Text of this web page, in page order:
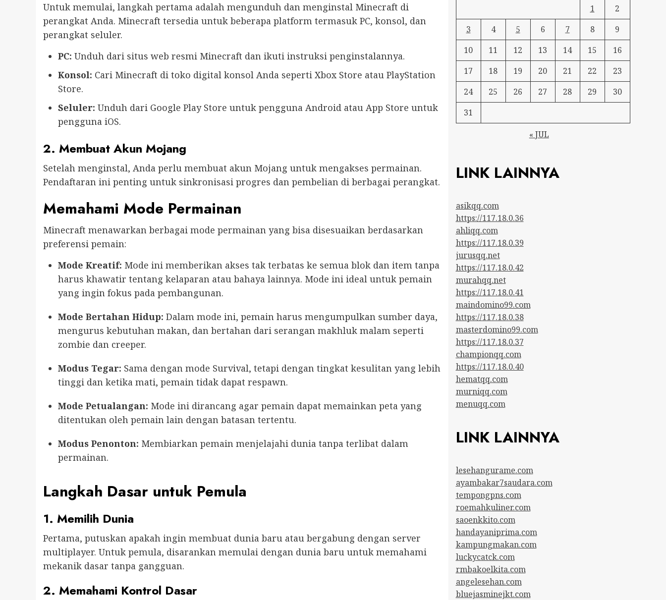
Untuk memulai, langkah pertama adalah mengunduh dan menginstal Minecraft di
perangkat Anda. Minecraft tersedia untuk beberapa platform termasuk PC, konsol, dan
perangkat seluler.
PC: Unduh dari situs web resmi Minecraft dan ikuti instruksi penginstalannya.
Konsol: Cari Minecraft di toko digital konsol Anda seperti Xbox Store atau PlayStation
Store.
Seluler: Unduh dari Google Play Store untuk pengguna Android atau App Store untuk
pengguna iOS.
2. Membuat Akun Mojang
Setelah menginstal, Anda perlu membuat akun Mojang untuk mengakses permainan.
Pendaftaran ini penting untuk sinkronisasi progres dan pembelian di berbagai perangkat.
Memahami Mode Permainan
Minecraft menawarkan berbagai mode permainan yang bisa disesuaikan berdasarkan
preferensi pemain:
Mode Kreatif: Mode ini memberikan akses tak terbatas ke semua blok dan item tanpa
harus khawatir tentang kelaparan atau bahaya lainnya. Mode ini ideal untuk pemain
yang ingin fokus pada pembangunan.
Mode Bertahan Hidup: Dalam mode ini, pemain harus mengumpulkan sumber daya,
mengurus kebutuhan makan, dan bertahan dari serangan makhluk malam seperti
zombie dan creeper.
Modus Tegar: Sama dengan mode Survival, tetapi dengan tingkat kesulitan yang lebih
tinggi dan ketika mati, pemain tidak dapat respawn.
Mode Petualangan: Mode ini dirancang agar pemain dapat memainkan peta yang
ditentukan oleh pemain lain dengan batasan tertentu.
Modus Penonton: Membiarkan pemain menjelajahi dunia tanpa terlibat dalam
permainan.
Langkah Dasar untuk Pemula
1. Memilih Dunia
Pertama, putuskan apakah ingin membuat dunia baru atau bergabung dengan server
multiplayer. Untuk pemula, disarankan memulai dengan dunia baru untuk memahami
mekanik dasar tanpa gangguan.
2. Memahami Kontrol Dasar
1
2
3
4 5 6 7 8
9
10
11 12 13 14 15
16
17
18 19 20 21 22
23
24
25 26 27 28 29
30
31
« JUL
LINK LAINNYA
asikqq.com
https://117.18.0.36
ahliqq.com
https://117.18.0.39
jurusqq.net
https://117.18.0.42
murahqq.net
https://117.18.0.41
maindomino99.com
https://117.18.0.38
masterdomino99.com
https://117.18.0.37
championqq.com
https://117.18.0.40
hematqq.com
murniqq.com
menuqq.com
LINK LAINNYA
lesehangurame.com
ayambakar7saudara.com
tempongpns.com
roemahkuliner.com
saoenkkito.com
handayaniprima.com
kampungmakan.com
luckycatck.com
rmbakoelkita.com
angelesehan.com
bluejasminejkt.com